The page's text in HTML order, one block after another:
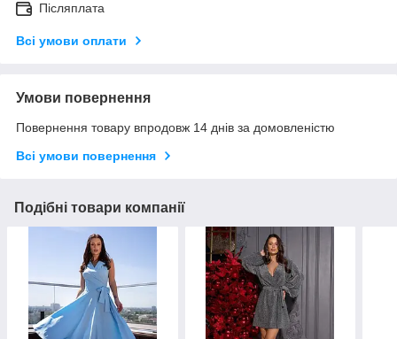
Післяплата
Всі умови оплати
Умови повернення
Повернення товару впродовж 14 днів за домовленістю
Всі умови повернення
Подібні товари компанії